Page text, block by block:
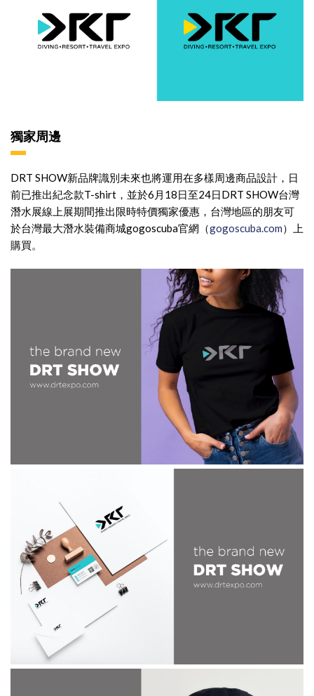
獨家周邊
DRT SHOW新品牌識別未來也將運用在多樣周邊商品設計，日
前已推出紀念款T-shirt，並於6月18日至24日DRT SHOW台灣
潛水展線上展期間推出限時特價獨家優惠，台灣地區的朋友可
於台灣最大潛水裝備商城gogoscuba官網（gogoscuba.com）上
購買。